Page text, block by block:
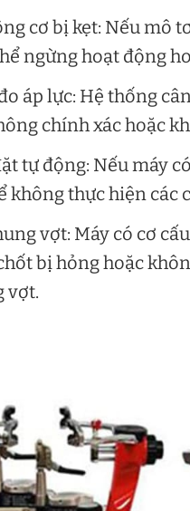
cơ bị kẹt: Nếu mô
ngừng hoạt động
áp lực: Hệ thống
chính xác hoặc
tự động: Nếu máy
không thực hiện các
vợt: Máy có cơ
bị hỏng hoặc
vợt.